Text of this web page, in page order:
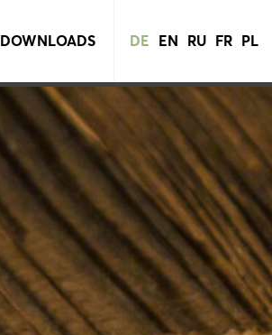
DE EN RU FR PL
DOWNLOADS